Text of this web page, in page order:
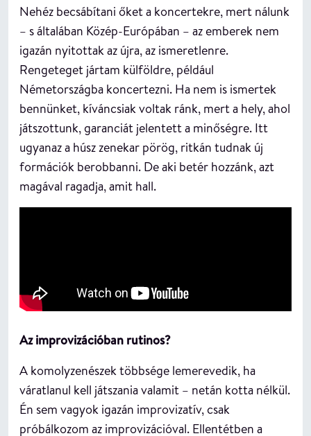
Nehéz becsábítani őket a koncertekre, mert nálunk
– s általában Közép-Európában – az emberek nem
igazán nyitottak az újra, az ismeretlenre.
Rengeteget jártam külföldre, például
Németországba koncertezni. Ha nem is ismertek
bennünket, kíváncsiak voltak ránk, mert a hely, ahol
játszottunk, garanciát jelentett a minőségre. Itt
ugyanaz a húsz zenekar pörög, ritkán tudnak új
formációk berobbanni. De aki betér hozzánk, azt
magával ragadja, amit hall.
Az improvizációban rutinos?
A komolyzenészek többsége lemerevedik, ha
váratlanul kell játszania valamit – netán kotta nélkül.
Én sem vagyok igazán improvizatív, csak
próbálkozom az improvizációval. Ellentétben a